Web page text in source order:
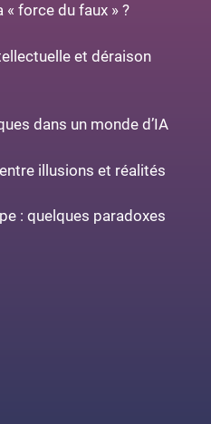
force du faux » ?
et déraison
dans un monde d’IA
illusions et réalités
: quelques paradoxes